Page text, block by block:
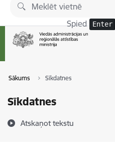
Pāriet uz lapas saturu
Spied Enter
Sākums Sīkdatnes
Sīkdatnes
Atskaņot tekstu